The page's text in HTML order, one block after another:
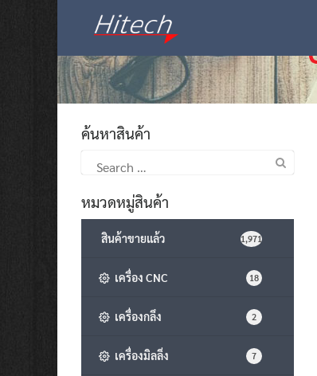
ค้นหาสินค้า
for:
หมวดหมู่สินค้า
สินค้าขายแล้ว 1,971
เครื่อง CNC 18
เครื่องกลึง 2
เครื่องมิลลิ่ง 7